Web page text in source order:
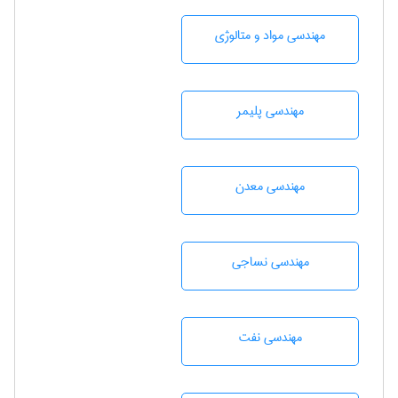
مهندسی مواد و متالوژی
مهندسی پليمر
مهندسی معدن
مهندسي نساجی
مهندسی نفت